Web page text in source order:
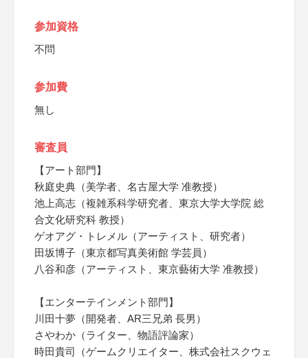
参加資格
不問
参加費
無し
審査員
【アート部門】
秋庭史典（美学者、名古屋大学 准教授）
池上高志（複雑系科学研究者、東京大学大学院 総
合文化研究科 教授）
ゲオアグ・トレメル（アーティスト、研究者）
田坂博子（東京都写真美術館 学芸員）
八谷和彦（アーティスト、東京藝術大学 准教授）
【エンターテインメント部門】
川田十夢（開発者、AR三兄弟 長男）
さやわか（ライター、物語評論家）
時田貴司（ゲームクリエイター、株式会社スクウェ